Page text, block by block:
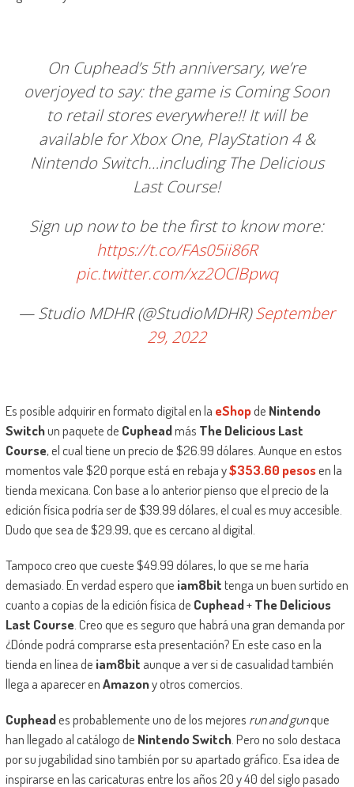
On Cuphead’s 5th anniversary, we’re
overjoyed to say: the game is Coming Soon
to retail stores everywhere!! It will be
available for Xbox One, PlayStation 4 &
Nintendo Switch…including The Delicious
Last Course!
Sign up now to be the first to know more:
https://t.co/FAs05ii86R
pic.twitter.com/xz2OClBpwq
— Studio MDHR (@StudioMDHR)September
29, 2022
Es posible adquirir en formato digital en la eShopde Nintendo
Switchun paquete de Cupheadmás The Delicious Last
Course, el cual tiene un precio de $26.99 dólares. Aunque en estos
momentos vale $20 porque está en rebaja y$353.60 pesosen la
tienda mexicana. Con base a lo anterior pienso que el precio de la
edición física podría ser de $39.99 dólares, el cual es muy accesible.
Dudo que sea de $29.99, que es cercano al digital.
Tampoco creo que cueste $49.99 dólares, lo que se me haría
demasiado. En verdad espero que iam8bittenga un buen surtido en
cuanto a copias de la edición física de Cuphead+The Delicious
Last Course. Creo que es seguro que habrá una gran demanda por
¿Dónde podrá comprarse esta presentación? En este caso en la
tienda en línea de iam8bit aunque a ver si de casualidad también
llega a aparecer enAmazony otros comercios.
Cupheades probablemente uno de los mejores run and gunque
han llegado al catálogo de Nintendo Switch. Pero no solo destaca
por su jugabilidad sino también por su apartado gráfico. Esa idea de
inspirarse en las caricaturas entre los años 20 y 40 del siglo pasado